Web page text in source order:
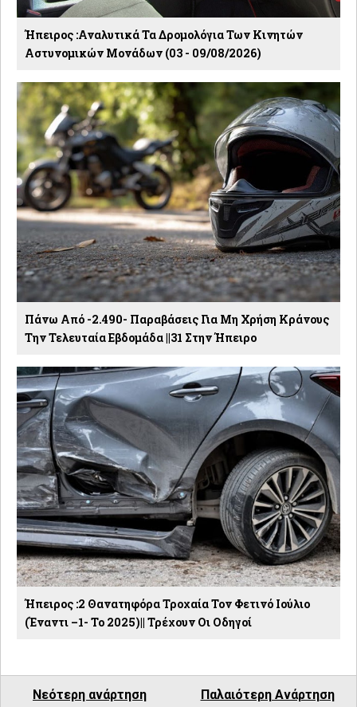
Ήπειρος :Αναλυτικά Τα Δρομολόγια Των Κινητών
Αστυνομικών Μονάδων (03 - 09/08/2026)
Πάνω Από -2.490- Παραβάσεις Για Μη Χρήση Κράνους
Την Τελευταία Εβδομάδα ||31 Στην Ήπειρο
Ήπειρος :2 Θανατηφόρα Τροχαία Τον Φετινό Ιούλιο
(έναντι –1- Το 2025)|| Τρέχουν Οι Οδηγοί
Νεότερη ανάρτηση Παλαιότερη Ανάρτηση